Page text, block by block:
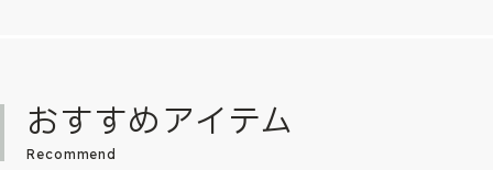
おすすめアイテム
Recommend